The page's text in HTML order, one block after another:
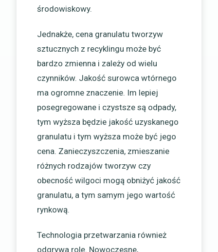
środowiskowy.
Jednakże, cena granulatu tworzyw
sztucznych z recyklingu może być
bardzo zmienna i zależy od wielu
czynników. Jakość surowca wtórnego
ma ogromne znaczenie. Im lepiej
posegregowane i czystsze są odpady,
tym wyższa będzie jakość uzyskanego
granulatu i tym wyższa może być jego
cena. Zanieczyszczenia, zmieszanie
różnych rodzajów tworzyw czy
obecność wilgoci mogą obniżyć jakość
granulatu, a tym samym jego wartość
rynkową.
Technologia przetwarzania również
odgrywa rolę. Nowoczesne,